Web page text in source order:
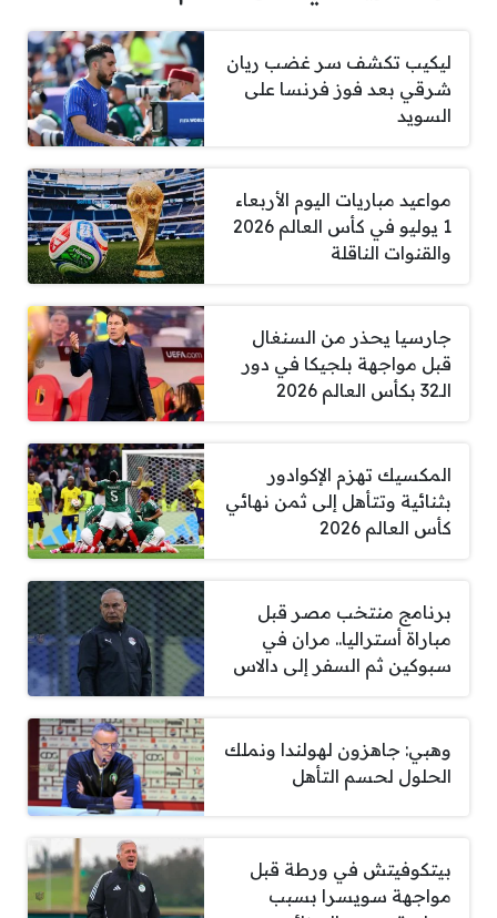
ليكيب تكشف سر غضب ريان
شرقي بعد فوز فرنسا على
السويد
مواعيد مباريات اليوم الأربعاء
1 يوليو في كأس العالم 2026
والقنوات الناقلة
جارسيا يحذر من السنغال
قبل مواجهة بلجيكا في دور
الـ32 بكأس العالم 2026
المكسيك تهزم الإكوادور
بثنائية وتتأهل إلى ثمن نهائي
كأس العالم 2026
برنامج منتخب مصر قبل
مباراة أستراليا.. مران في
سبوكين ثم السفر إلى دالاس
وهبي: جاهزون لهولندا ونملك
الحلول لحسم التأهل
بيتكوفيتش في ورطة قبل
مواجهة سويسرا بسبب